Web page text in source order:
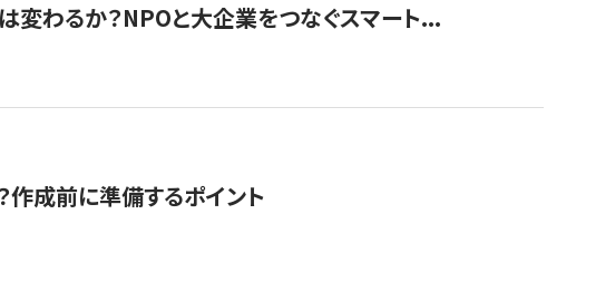
わるか？NPOと大企業をつなぐスマート...
作成前に準備するポイント